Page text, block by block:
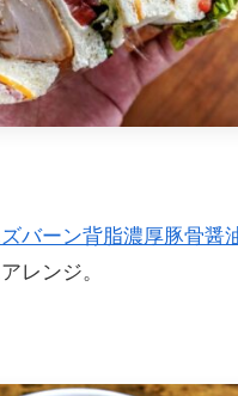
バーン背脂濃厚豚骨醤
レンジ。